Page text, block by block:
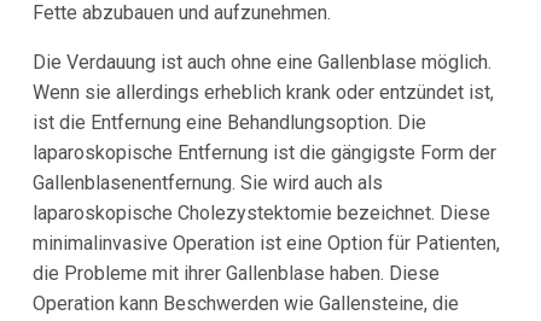
Fette abzubauen und aufzunehmen.
Die Verdauung ist auch ohne eine Gallenblase möglich.
Wenn sie allerdings erheblich krank oder entzündet ist,
ist die Entfernung eine Behandlungsoption. Die
laparoskopische Entfernung ist die gängigste Form der
Gallenblasenentfernung. Sie wird auch als
laparoskopische Cholezystektomie bezeichnet. Diese
minimalinvasive Operation ist eine Option für Patienten,
die Probleme mit ihrer Gallenblase haben. Diese
Operation kann Beschwerden wie Gallensteine, die